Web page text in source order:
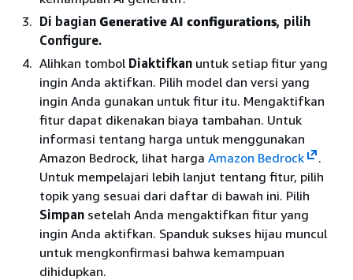
Di bagian Generative AI configurations, pilih
Configure.
Alihkan tombol Diaktifkan untuk setiap fitur yang
ingin Anda aktifkan. Pilih model dan versi yang
ingin Anda gunakan untuk fitur itu. Mengaktifkan
fitur dapat dikenakan biaya tambahan. Untuk
informasi tentang harga untuk menggunakan
Amazon Bedrock, lihat harga Amazon Bedrock
.
Untuk mempelajari lebih lanjut tentang fitur, pilih
topik yang sesuai dari daftar di bawah ini. Pilih
Simpan setelah Anda mengaktifkan fitur yang
ingin Anda aktifkan. Spanduk sukses hijau muncul
untuk mengkonfirmasi bahwa kemampuan
dihidupkan.